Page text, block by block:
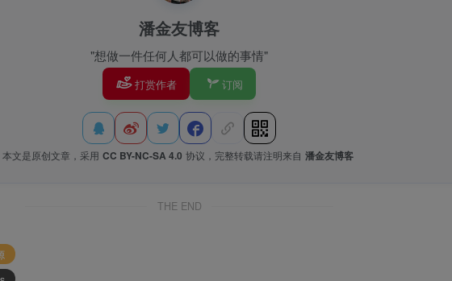
潘金友博客
"想做一件任何人都可以做的事情"
打赏作者 订阅
本文是原创文章，采用 CC BY-NC-SA 4.0 协议，完整转载请注明来自 潘金友博客
THE END